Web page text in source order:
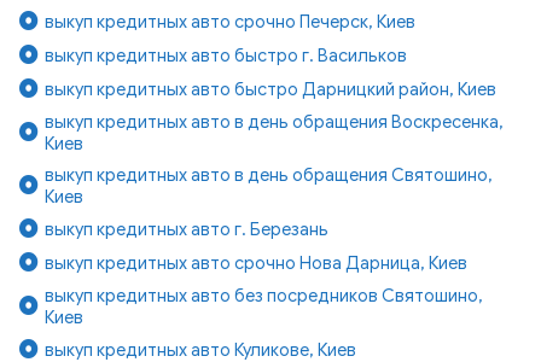
выкуп кредитных авто срочно Печерск, Киев
выкуп кредитных авто быстро г. Васильков
выкуп кредитных авто быстро Дарницкий район, Киев
выкуп кредитных авто в день обращения Воскресенка,
Киев
выкуп кредитных авто в день обращения Святошино,
Киев
выкуп кредитных авто г. Березань
выкуп кредитных авто срочно Нова Дарница, Киев
выкуп кредитных авто без посредников Святошино,
Киев
выкуп кредитных авто Куликове, Киев